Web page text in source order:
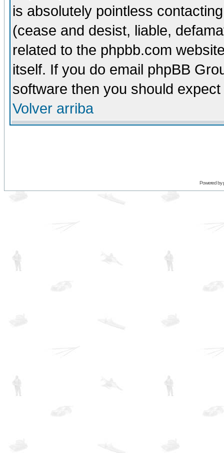
is absolutely pointless
(cease and desist, liable,
related to the phpbb.com
itself. If you do email phpBB
software then you should
Volver arriba
Powered by